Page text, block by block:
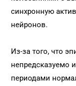
синхронную
нейронов.
Из-за того, что
непредсказуемо
периодами